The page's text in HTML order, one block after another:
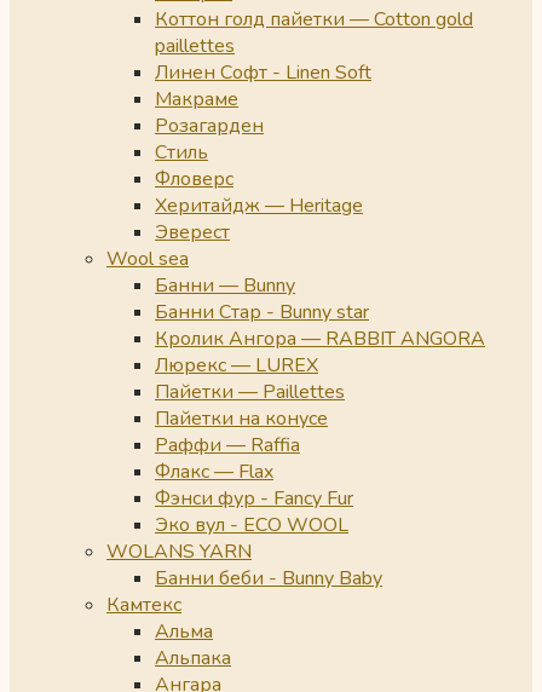
Коттон голд пайетки — Cotton gold
paillettes
Линен Софт - Linen Soft
Макраме
Розагарден
Стиль
Фловерс
Херитайдж — Heritage
Эверест
Wool sea
Банни — Bunny
Банни Стар - Bunny star
Кролик Ангора — RABBIT ANGORA
Люрекс — LUREX
Пайетки — Paillettes
Пайетки на конусе
Раффи — Raffia
Флакс — Flax
Фэнси фур - Fancy Fur
Эко вул - ECO WOOL
WOLANS YARN
Банни беби - Bunny Baby
Камтекс
Альма
Альпака
Ангара